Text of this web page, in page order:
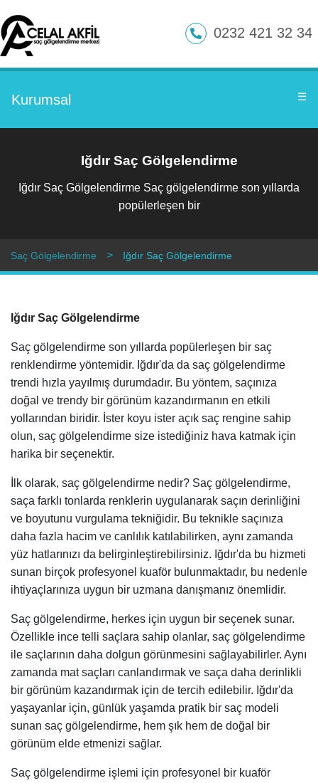
0232 421 32 34
Kurumsal ☰
Iğdır Saç Gölgelendirme
Iğdır Saç Gölgelendirme Saç gölgelendirme son yıllarda
popülerleşen bir
Saç Gölgelendirme Iğdır Saç Gölgelendirme
Iğdır Saç Gölgelendirme
Saç gölgelendirme son yıllarda popülerleşen bir saç
renklendirme yöntemidir. Iğdır'da da saç gölgelendirme
trendi hızla yayılmış durumdadır. Bu yöntem, saçınıza
doğal ve trendy bir görünüm kazandırmanın en etkili
yollarından biridir. İster koyu ister açık saç rengine sahip
olun, saç gölgelendirme size istediğiniz hava katmak için
harika bir seçenektir.
İlk olarak, saç gölgelendirme nedir? Saç gölgelendirme,
saça farklı tonlarda renklerin uygulanarak saçın derinliğini
ve boyutunu vurgulama tekniğidir. Bu teknikle saçınıza
daha fazla hacim ve canlılık katılabilirken, aynı zamanda
yüz hatlarınızı da belirginleştirebilirsiniz. Iğdır'da bu hizmeti
sunan birçok profesyonel kuaför bulunmaktadır, bu nedenle
ihtiyaçlarınıza uygun bir uzmana danışmanız önemlidir.
Saç gölgelendirme, herkes için uygun bir seçenek sunar.
Özellikle ince telli saçlara sahip olanlar, saç gölgelendirme
ile saçlarının daha dolgun görünmesini sağlayabilirler. Aynı
zamanda mat saçları canlandırmak ve saça daha derinlikli
bir görünüm kazandırmak için de tercih edilebilir. Iğdır'da
yaşayanlar için, günlük yaşamda pratik bir saç modeli
sunan saç gölgelendirme, hem şık hem de doğal bir
görünüm elde etmenizi sağlar.
Saç gölgelendirme işlemi için profesyonel bir kuaför